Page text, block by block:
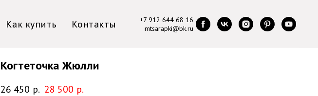
Как купить Контакты
+7 912 644 68 16
mtsarapki@bk.ru
Когтеточка Жюлли
26 450 р. 28 500 р.